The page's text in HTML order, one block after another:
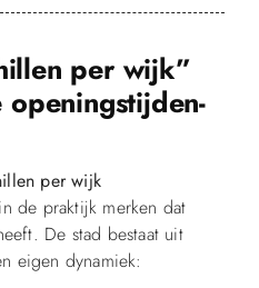
per wijk”
openingstijden-
per wijk
de praktijk merken dat
De stad bestaat uit
eigen dynamiek: